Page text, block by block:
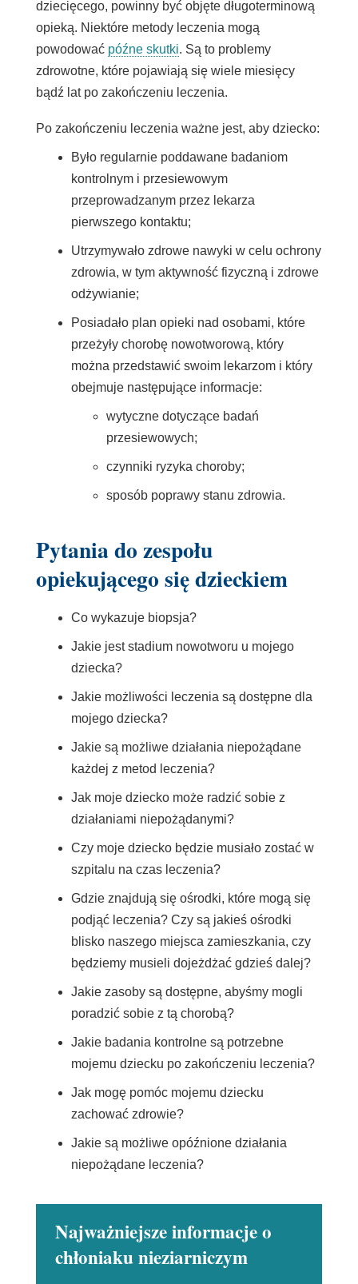
dziecięcego, powinny być objęte długoterminową
opieką. Niektóre metody leczenia mogą
powodować późne skutki. Są to problemy
zdrowotne, które pojawiają się wiele miesięcy
bądź lat po zakończeniu leczenia.
Po zakończeniu leczenia ważne jest, aby dziecko:
Było regularnie poddawane badaniom
kontrolnym i przesiewowym
przeprowadzanym przez lekarza
pierwszego kontaktu;
Utrzymywało zdrowe nawyki w celu ochrony
zdrowia, w tym aktywność fizyczną i zdrowe
odżywianie;
Posiadało plan opieki nad osobami, które
przeżyły chorobę nowotworową, który
można przedstawić swoim lekarzom i który
obejmuje następujące informacje:
wytyczne dotyczące badań
przesiewowych;
czynniki ryzyka choroby;
sposób poprawy stanu zdrowia.
Pytania do zespołu
opiekującego się dzieckiem
Co wykazuje biopsja?
Jakie jest stadium nowotworu u mojego
dziecka?
Jakie możliwości leczenia są dostępne dla
mojego dziecka?
Jakie są możliwe działania niepożądane
każdej z metod leczenia?
Jak moje dziecko może radzić sobie z
działaniami niepożądanymi?
Czy moje dziecko będzie musiało zostać w
szpitalu na czas leczenia?
Gdzie znajdują się ośrodki, które mogą się
podjąć leczenia? Czy są jakieś ośrodki
blisko naszego miejsca zamieszkania, czy
będziemy musieli dojeżdżać gdzieś dalej?
Jakie zasoby są dostępne, abyśmy mogli
poradzić sobie z tą chorobą?
Jakie badania kontrolne są potrzebne
mojemu dziecku po zakończeniu leczenia?
Jak mogę pomóc mojemu dziecku
zachować zdrowie?
Jakie są możliwe opóźnione działania
niepożądane leczenia?
Najważniejsze informacje o
chłoniaku nieziarniczym